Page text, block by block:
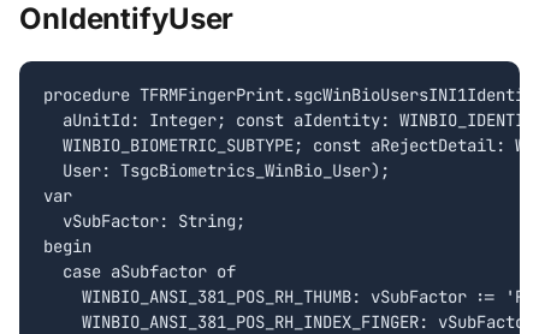
OnIdentifyUser
procedure
aUnitId: Integer; const aIdentity:
WINBIO_BIOMETRIC_SUBTYPE; const aRejectDetail:
  User: TsgcBiometrics_WinBio_User);
var
  vSubFactor: String;
begin
  case aSubfactor of
WINBIO_ANSI_381_POS_RH_THUMB: vSubFactor :=
WINBIO_ANSI_381_POS_RH_INDEX_FINGER: